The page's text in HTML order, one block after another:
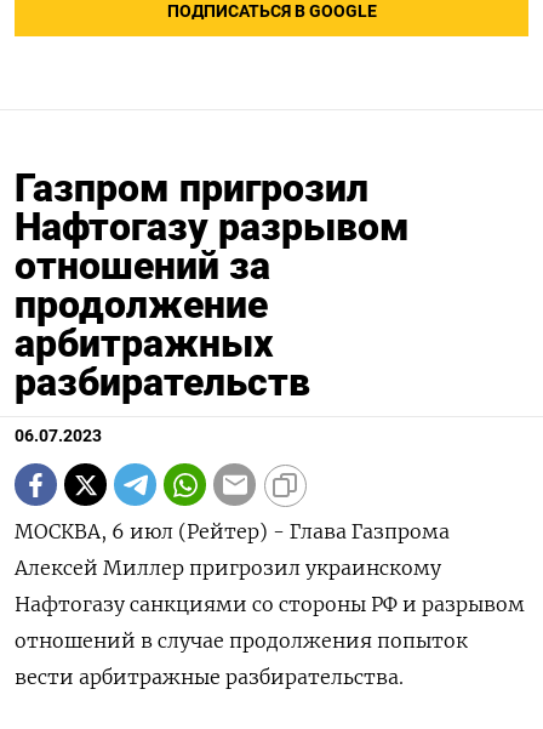
ПОДПИСАТЬСЯ В GOOGLE
Газпром пригрозил
Нафтогазу разрывом
отношений за
продолжение
арбитражных
разбирательств
06.07.2023
МОСКВА, 6 июл (Рейтер) - Глава Газпрома
Алексей Миллер пригрозил украинскому
Нафтогазу санкциями со стороны РФ и разрывом
отношений в случае продолжения попыток
вести арбитражные разбирательства.